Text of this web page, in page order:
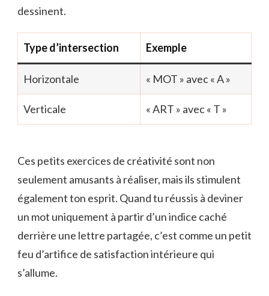
dessinent.
Type d’intersection Exemple
Horizontale « MOT » avec « A »
Verticale « ART » avec « T »
Ces petits exercices de créativité sont non
seulement amusants à réaliser, mais ils stimulent
également ton esprit. Quand tu réussis à deviner
un mot uniquement à partir d’un indice caché
derrière une lettre partagée, c’est comme un petit
feu d’artifice de satisfaction intérieure qui
s’allume.